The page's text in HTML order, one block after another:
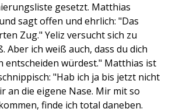
gesetzt. Matthias
sagt offen und ehrlich: "Das
Zug." Yeliz versucht sich zu
Aber ich weiß auch, dass du dich
entscheiden würdest." Matthias ist
"Hab ich ja bis jetzt nicht
an die eigene Nase. Mir mit so
finde ich total daneben.